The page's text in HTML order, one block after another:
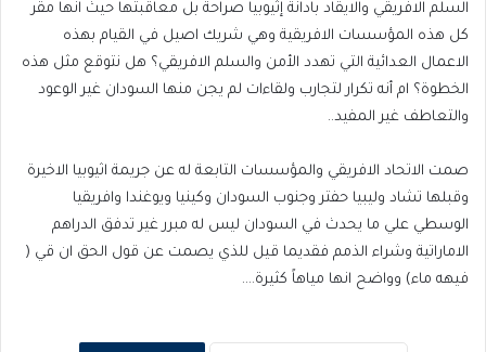
السلم الافريقي والايقاد بادانة إثيوبيا صراحة بل معاقبتها حيث انها مقر
كل هذه المؤسسات الافريقية وهي شريك اصيل في القيام بهذه
الاعمال العدائية التي تهدد الأمن والسلم الافريقي؟ هل نتوقع مثل هذه
الخطوة؟ ام أنه تكرار لتجارب ولقاءات لم يجن منها السودان غير الوعود
والتعاطف غير المفيد..
صمت الاتحاد الافريقي والمؤسسات التابعة له عن جريمة اثيوبيا الاخيرة
وقبلها تشاد وليبيا حفتر وجنوب السودان وكينيا ويوغندا وافريقيا
الوسطي علي ما يحدث في السودان ليس له مبرر غير تدفق الدراهم
الاماراتية وشراء الذمم فقديما قيل للذي يصمت عن قول الحق ان قي (
فيهه ماء) وواضح انها مياهاً كثيرة….